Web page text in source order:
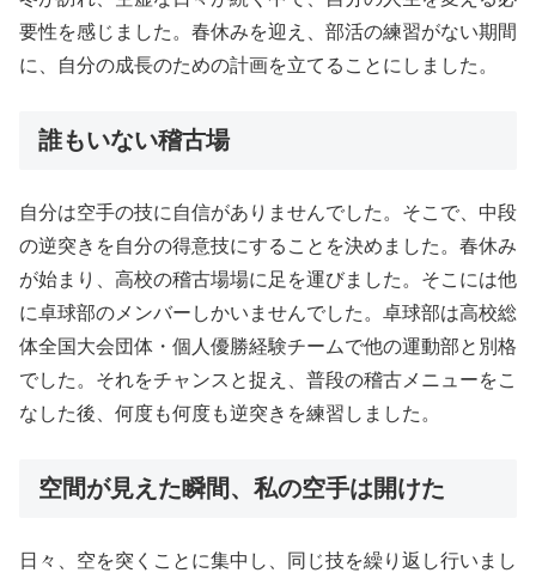
要性を感じました。春休みを迎え、部活の練習がない期間
に、自分の成長のための計画を立てることにしました。
誰もいない稽古場
自分は空手の技に自信がありませんでした。そこで、中段
の逆突きを自分の得意技にすることを決めました。春休み
が始まり、高校の稽古場場に足を運びました。そこには他
に卓球部のメンバーしかいませんでした。卓球部は高校総
体全国大会団体・個人優勝経験チームで他の運動部と別格
でした。それをチャンスと捉え、普段の稽古メニューをこ
なした後、何度も何度も逆突きを練習しました。
空間が見えた瞬間、私の空手は開けた
日々、空を突くことに集中し、同じ技を繰り返し行いまし